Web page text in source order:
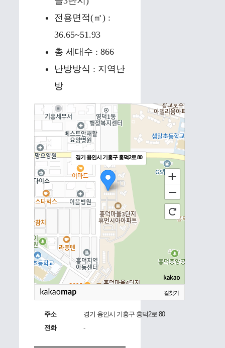
전용면적(㎡) :
36.65~51.93
총 세대수 : 866
난방방식 : 지역난
방
경기 용인시 기흥구 흥덕2로 80
길찾기
주소
경기 용인시 기흥구 흥덕2로 80
전화
-